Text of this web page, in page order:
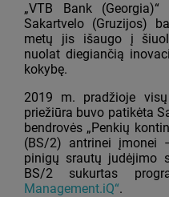
„VTB Bank
Sakartvelo (Gruzijos)
metų jis išaugo į
nuolat diegiančią
kokybę.
2019 m. pradžioje
priežiūra buvo patikėta
bendrovės „Penkių
(BS/2) antrinei įmonei
pinigų srautų judėjimo
BS/2 sukurtas
Management.iQ“.